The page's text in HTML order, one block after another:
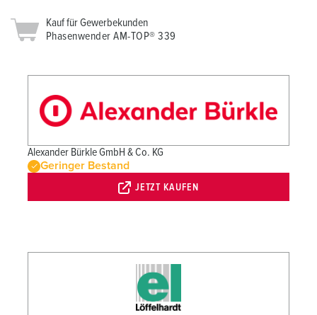
Kauf für Gewerbekunden
Phasenwender AM-TOP® 339
Alexander Bürkle GmbH & Co. KG
Geringer Bestand
JETZT KAUFEN